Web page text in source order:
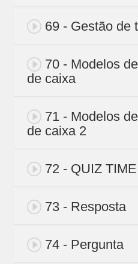
69 - Gestão de
70 - Modelos
de caixa
71 - Modelos
de caixa 2
72 - QUIZ TIME
73 - Resposta
74 - Pergunta